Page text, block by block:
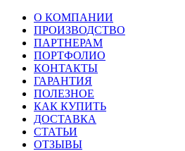
О КОМПАНИИ
ПРОИЗВОДСТВО
ПАРТНЕРАМ
ПОРТФОЛИО
КОНТАКТЫ
ГАРАНТИЯ
ПОЛЕЗНОЕ
КАК КУПИТЬ
ДОСТАВКА
СТАТЬИ
ОТЗЫВЫ